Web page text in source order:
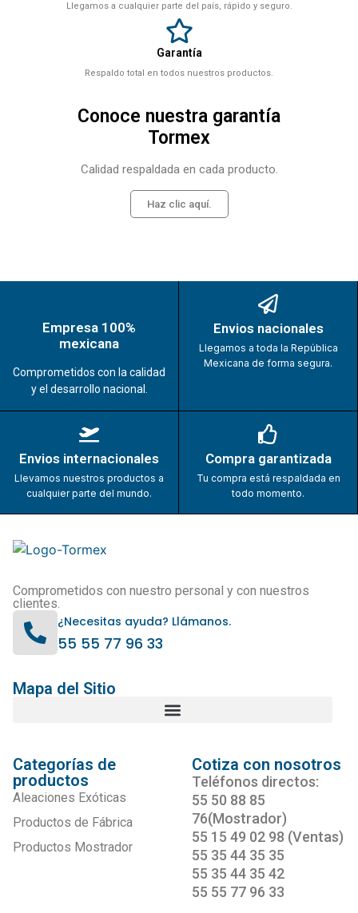
Llegamos a cualquier parte del país, rápido y seguro.
Garantía
Respaldo total en todos nuestros productos.
Conoce nuestra garantía
Tormex
Calidad respaldada en cada producto.
Haz clic aquí.
Empresa 100%
mexicana
Comprometidos con la calidad
y el desarrollo nacional.
Envios nacionales
Llegamos a toda la República
Mexicana de forma segura.
Envios internacionales
Llevamos nuestros productos a
cualquier parte del mundo.
Compra garantizada
Tu compra está respaldada en
todo momento.
Comprometidos con nuestro personal y con nuestros
clientes.
¿Necesitas ayuda? Llámanos.
55 55 77 96 33
Mapa del Sitio
Categorías de
productos
Aleaciones Exóticas
Productos de Fábrica
Productos Mostrador
Cotiza con nosotros
Teléfonos directos:
55 50 88 85
76(Mostrador)
55 15 49 02 98 (Ventas)
55 35 44 35 35
55 35 44 35 42
55 55 77 96 33